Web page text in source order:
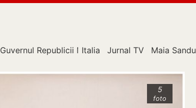
Guvernul Republicii Moldova
Italia Jurnal TV Maia Sandu
5
foto